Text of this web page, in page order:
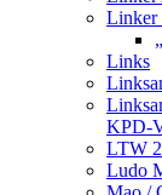
Linker
Links
KPD-
LTW
Ludo